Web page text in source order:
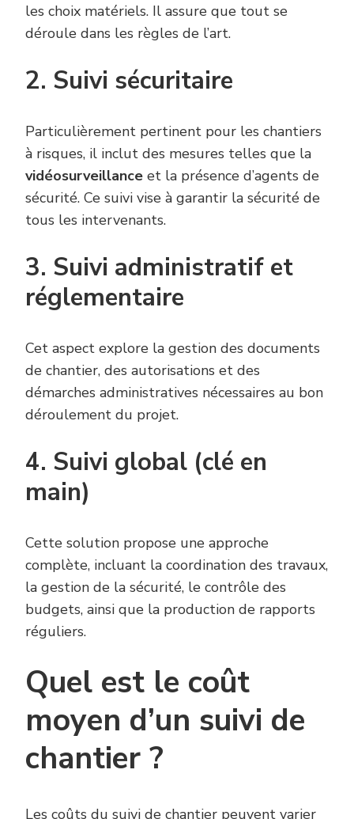
les choix matériels. Il assure que tout se
déroule dans les règles de l’art.
2. Suivi sécuritaire
Particulièrement pertinent pour les chantiers
à risques, il inclut des mesures telles que la
vidéosurveillance et la présence d’agents de
sécurité. Ce suivi vise à garantir la sécurité de
tous les intervenants.
3. Suivi administratif et
réglementaire
Cet aspect explore la gestion des documents
de chantier, des autorisations et des
démarches administratives nécessaires au bon
déroulement du projet.
4. Suivi global (clé en
main)
Cette solution propose une approche
complète, incluant la coordination des travaux,
la gestion de la sécurité, le contrôle des
budgets, ainsi que la production de rapports
réguliers.
Quel est le coût
moyen d’un suivi de
chantier ?
Les coûts du suivi de chantier peuvent varier